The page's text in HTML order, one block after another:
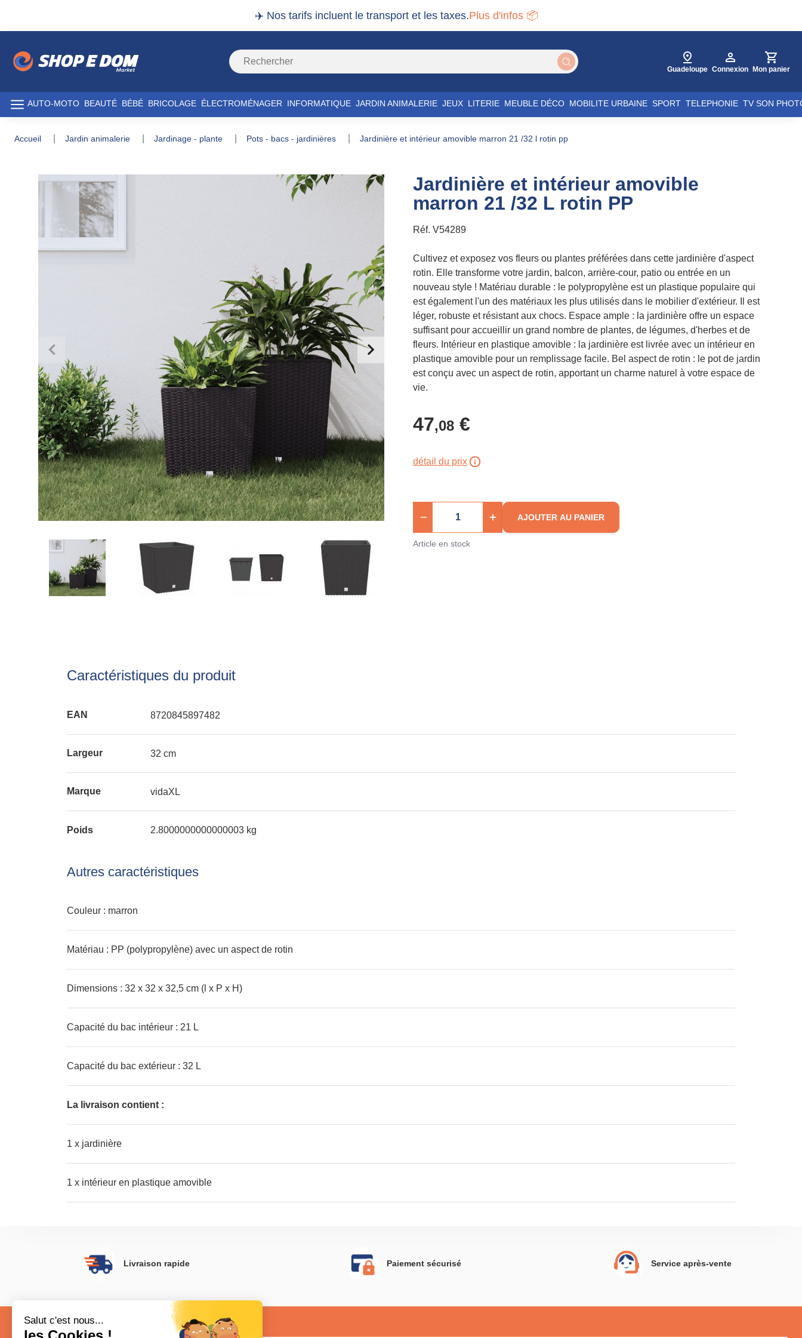
✈️ Nos tarifs incluent le transport et les taxes.Plus d'infos 📦
Guadeloupe Connexion Mon panier
AUTO-MOTO BEAUTÉ BÉBÉ BRICOLAGE ÉLECTROMÉNAGER INFORMATIQUE JARDIN ANIMALERIE JEUX LITERIE MEUBLE DÉCO MOBILITE URBAINE SPORT TELEPHONIE TV SON
accueil jardin animalerie jardinage - plante pots - bacs - jardinières jardinière et intérieur amovible marron 21 /32 l rotin pp
Jardinière et intérieur amovible
marron 21 /32 L rotin PP
Réf. V54289
Cultivez et exposez vos fleurs ou plantes préférées dans cette jardinière d'aspect
rotin. Elle transforme votre jardin, balcon, arrière-cour, patio ou entrée en un
nouveau style ! Matériau durable : le polypropylène est un plastique populaire qui
est également l'un des matériaux les plus utilisés dans le mobilier d'extérieur. Il est
léger, robuste et résistant aux chocs. Espace ample : la jardinière offre un espace
suffisant pour accueillir un grand nombre de plantes, de légumes, d'herbes et de
fleurs. Intérieur en plastique amovible : la jardinière est livrée avec un intérieur en
plastique amovible pour un remplissage facile. Bel aspect de rotin : le pot de jardin
est conçu avec un aspect de rotin, apportant un charme naturel à votre espace de
vie.
47,08 €
détail du prix
AJOUTER AU PANIER
Article en stock
Caractéristiques du produit
EAN 8720845897482
Largeur 32 cm
Marque vidaXL
Poids 2.8000000000000003 kg
Autres caractéristiques
Couleur : marron
Matériau : PP (polypropylène) avec un aspect de rotin
Dimensions : 32 x 32 x 32,5 cm (l x P x H)
Capacité du bac intérieur : 21 L
Capacité du bac extérieur : 32 L
La livraison contient :
1 x jardinière
1 x intérieur en plastique amovible
Livraison rapide Paiement sécurisé Service après-vente